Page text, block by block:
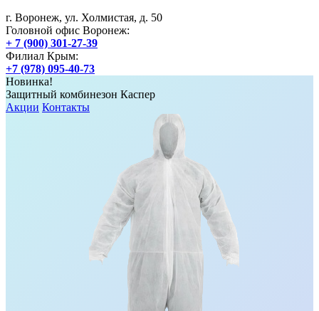
г. Воронеж, ул. Холмистая, д. 50
Головной офис Воронеж:
+ 7 (900) 301-27-39
Филиал Крым:
+7 (978) 095-40-73
Новинка!
Защитный комбинезон Каспер
Акции Контакты